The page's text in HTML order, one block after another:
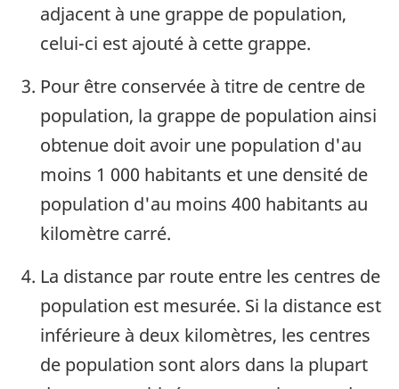
adjacent à une grappe de population,
celui-ci est ajouté à cette grappe.
Pour être conservée à titre de centre de
population, la grappe de population ainsi
obtenue doit avoir une population d'au
moins 1 000 habitants et une densité de
population d'au moins 400 habitants au
kilomètre carré.
La distance par route entre les centres de
population est mesurée. Si la distance est
inférieure à deux kilomètres, les centres
de population sont alors dans la plupart